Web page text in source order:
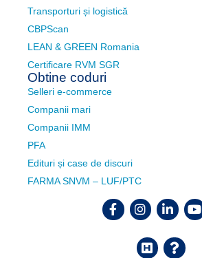
Transporturi și logistică
CBPScan
LEAN & GREEN Romania
Certificare RVM SGR
Obtine coduri
Selleri e-commerce
Companii mari
Companii IMM
PFA
Edituri și case de discuri
FARMA SNVM – LUF/PTC
FacebookInstagramLinkedin
Helpdesk
FAQ